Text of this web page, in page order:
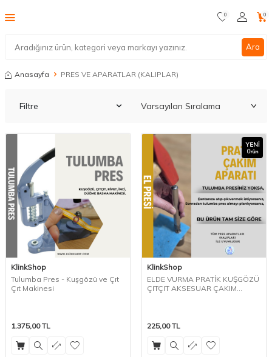
Ara
0 0
Anasayfa PRES VE APARATLAR (KALIPLAR)
Filtre
KlinkShop
Tulumba Pres - Kuşgözü ve Çıt
Çıt Makinesi
1.375,00TL
YENI
Ürün
KlinkShop
ELDE VURMA PRATİK KUŞGÖZÜ
ÇITÇIT AKSESUAR ÇAKIM
225,00TL